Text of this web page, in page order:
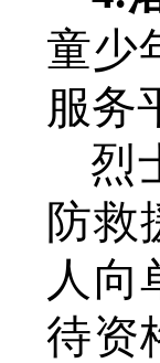
童少
服务
烈
防救
人向
待资